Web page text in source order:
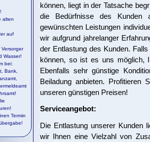
können, liegt in der Tatsache
die Bedürfnisse des
gewünschten Leistungen
wir aufgrund jahrelanger
der Entlastung des Kunden.
können, so ist es uns möglich,
Ebenfalls sehr günstige
Beiladung anbieten. Profitieren
unseren günstigen Preisen!
Serviceangebot:
Die Entlastung unserer Kunden
wir Ihnen eine Vielzahl von
alten
auf
Wasser!
bei:
Bank,
Termin